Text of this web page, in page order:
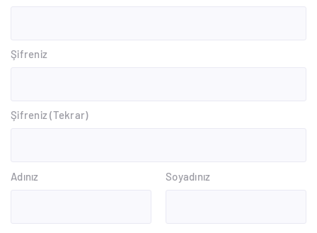
Şifreniz
Şifreniz (Tekrar)
Adınız Soyadınız